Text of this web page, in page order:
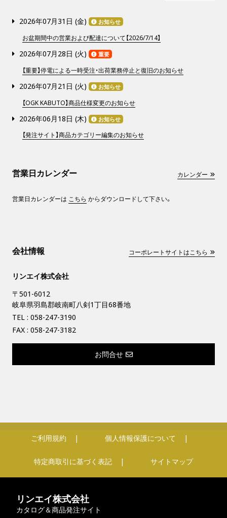
2026年07月31日 (金) お知らせ
お盆期間中の営業および配達について【2026/7/14】
2026年07月28日 (火) 重要
【重要】停電による一時受注・出荷業務停止と復旧のお知らせ
2026年07月21日 (火) お知らせ
【OGK KABUTO】商品仕様変更のお知らせ
2026年06月18日 (木) お知らせ
【発注サイト】商品カテゴリー編集のお知らせ
営業日カレンダー カレンダー
営業日カレンダーは こちら からダウンロードして下さい。
会社情報 コーポレートサイトはこちら
リンエイ株式会社
〒501-6012
岐阜県羽島郡岐南町八剣1丁目68番地
TEL : 058-247-3190
FAX : 058-247-3182
お問合せ
ご利用規約 個人情報保護について
特定商取引に基づく表記 サイトマップ
リンエイ株式会社
カタログ＆商品発注サイト